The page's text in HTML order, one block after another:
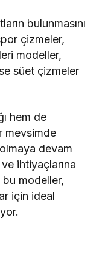
bulunmasını
çizmeler,
modeller,
süet çizmeler
hem de
mevsimde
devam
ihtiyaçlarına
modeller,
için ideal